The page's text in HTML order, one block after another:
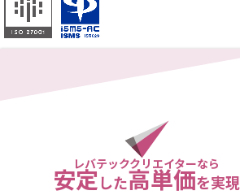
レバテッククリエイターなら
安定した高単価を実現